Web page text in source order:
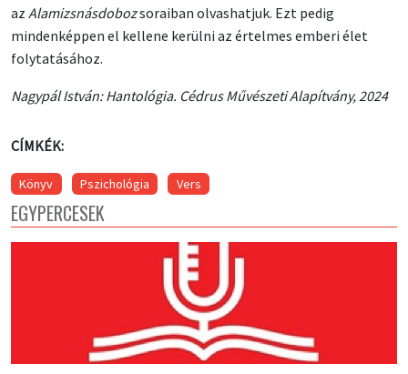
az Alamizsnásdobozsoraiban olvashatjuk. Ezt pedig
mindenképpen el kellene kerülni az értelmes emberi élet
folytatásához.
Nagypál István: Hantológia. Cédrus Művészeti Alapítvány, 2024
CÍMKÉK:
Könyv Pszichológia Vers
EGYPERCESEK